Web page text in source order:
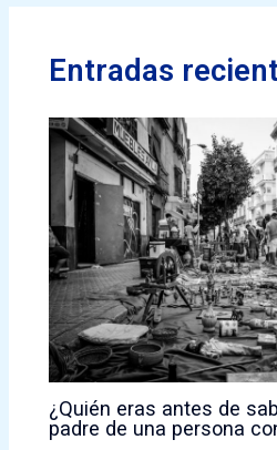
Entradas
¿Quién eras antes de
padre de una persona